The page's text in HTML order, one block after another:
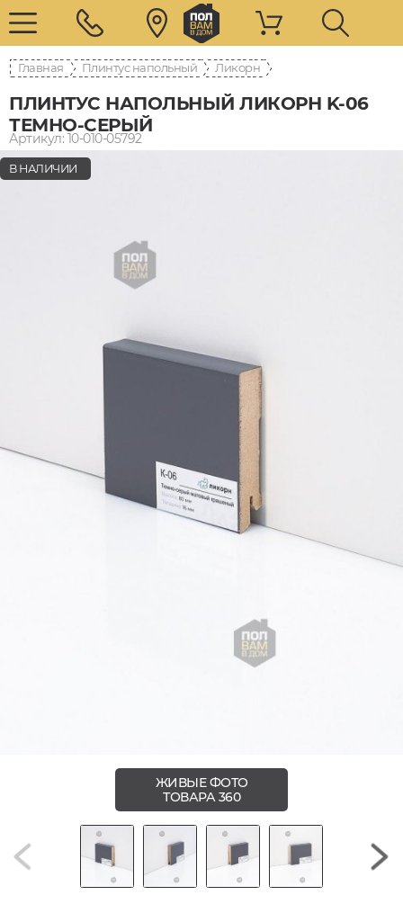
Главная Плинтус напольный Ликорн
ПЛИНТУС НАПОЛЬНЫЙ ЛИКОРН K-06
ТЕМНО-СЕРЫЙ
Артикул: 10-010-05792
В НАЛИЧИИ
ЖИВЫЕ ФОТО
ТОВАРА 360